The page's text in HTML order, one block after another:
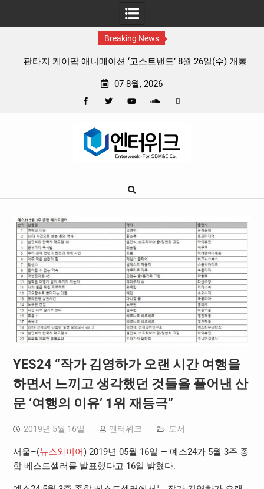
Breaking News
판타지 케이팝 애니메이션 ‘고스트밴드’ 8월 26일(수) 개봉
07 8월, 2026
Google
YES24 “작가 김영하가 오랜 시간 여행을
하면서 느끼고 생각했던 것들을 풀어낸 산
문 ‘여행의 이유’ 1위 재등극”
2019년 5월 16일 엔터위크 도서
서울–(뉴스와이어) 2019년 05월 16일 — 예스24가 5월 3주 종
합 베스트셀러를 발표했다고 16일 밝혔다.